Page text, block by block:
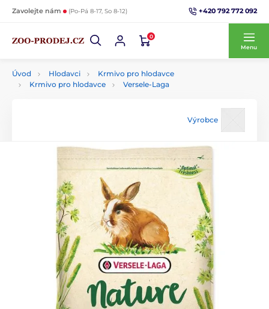
Zavolejte nám (Po-Pá 8-17, So 8-12) +420 792 772 092
0
Menu
Úvod Hlodavci
Krmivo pro hlodavce
Krmivo pro hlodavce
Versele-Laga
Výrobce